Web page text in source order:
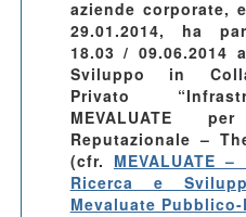
aziende corporate,
29.01.2014, ha
18.03 / 09.06.2014
Sviluppo in
Privato
MEVALUATE
Reputazionale –
(cfr. MEVALUATE
Ricerca e
Mevaluate